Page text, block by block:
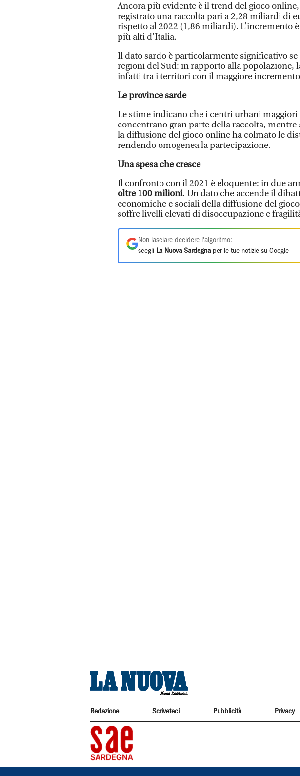
Ancora più evidente è il trend del gioco
registrato una raccolta pari a 2,28 miliardi di
rispetto al 2022 (1,86 miliardi). L’incremento
più alti d’Italia.
Il dato sardo è particolarmente significativo
regioni del Sud: in rapporto alla popolazione,
infatti tra i territori con il maggiore
Le province sarde
Le stime indicano che i centri urbani maggiori
concentrano gran parte della raccolta,
la diffusione del gioco online ha colmato le
rendendo omogenea la partecipazione.
Una spesa che cresce
Il confronto con il 2021 è eloquente: in due
oltre 100 milioni. Un dato che accende il
economiche e sociali della diffusione del
soffre livelli elevati di disoccupazione e
Non lasciare decidere l'algoritmo:
scegli La Nuova Sardegna per le tue notizie su Google
Redazione Scriveteci Pubblicità Privacy